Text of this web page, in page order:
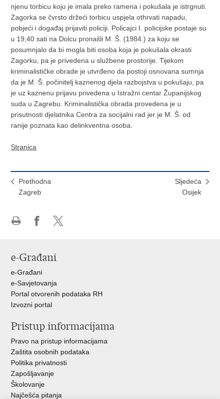
njenu torbicu koju je imala preko ramena i pokušala je istrgnuti.
Zagorka se čvrsto držeći torbicu uspjela othrvati napadu,
pobjeći i događaj prijaviti policiji. Policajci I. policijske postaje su
u 19,40 sati na Dolcu pronašli M. Š. (1984.) za koju se
posumnjalo da bi mogla biti osoba koja je pokušala okrasti
Zagorku, pa je privedena u službene prostorije. Tijekom
kriminalističke obrade je utvrđeno da postoji osnovana sumnja
da je M. Š. počinitelj kaznenog djela razbojstva u pokušaju, pa
je uz kaznenu prijavu privedena u Istražni centar Županijskog
suda u Zagrebu. Kriminalistička obrada provedena je u
prisutnosti djelatnika Centra za socijalni rad jer je M. Š. od
ranije poznata kao delinkventna osoba.
Stranica
Prethodna
Zagreb
Sljedeća
Osijek
Facebooku
X-
e-Građani
e-Građani
e-Savjetovanja
Portal otvorenih podataka RH
Izvozni portal
Pristup informacijama
Pravo na pristup informacijama
Zaštita osobnih podataka
Politika privatnosti
Zapošljavanje
Školovanje
Najčešća pitanja